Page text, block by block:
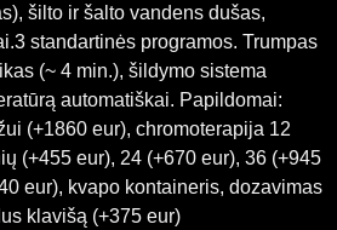
šilto ir šalto vandens dušas,
standartinės programos. Trumpas
(~ 4 min.), šildymo sistema
automatiškai. Papildomai:
(+1860 eur), chromoterapija 12
(+455 eur), 24 (+670 eur), 36 (+945
eur), kvapo kontaineris, dozavimas
klavišą (+375 eur)